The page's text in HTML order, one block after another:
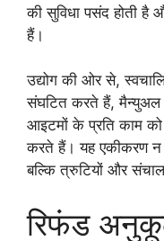
की सुविधा पसंद होती है
हैं।
उद्योग की ओर से,
संघटित करते हैं,
आइटमों के प्रति काम
करते हैं। यह एकीकरण न
बल्कि त्रुटियों और
रिफंड